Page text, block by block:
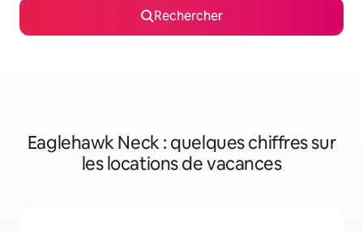
Rechercher
Eaglehawk Neck : quelques chiffres sur
les locations de vacances